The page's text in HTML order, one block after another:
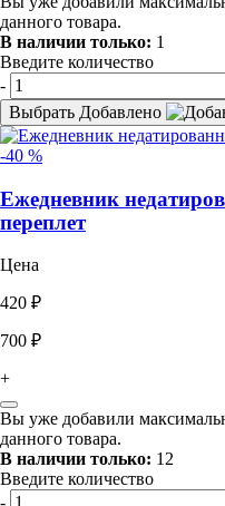
данного товара.
В наличии только: 1
Введите количество
-
Выбрать Добавлено
-40 %
Ежедневник
переплет
Цена
420 ₽
700 ₽
+
Вы уже добавили
данного товара.
В наличии только: 12
Введите количество
-